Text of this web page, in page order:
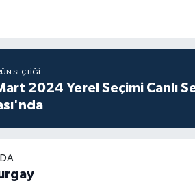
SEÇTIĞI
2024 Yerel Seçimi Canlı